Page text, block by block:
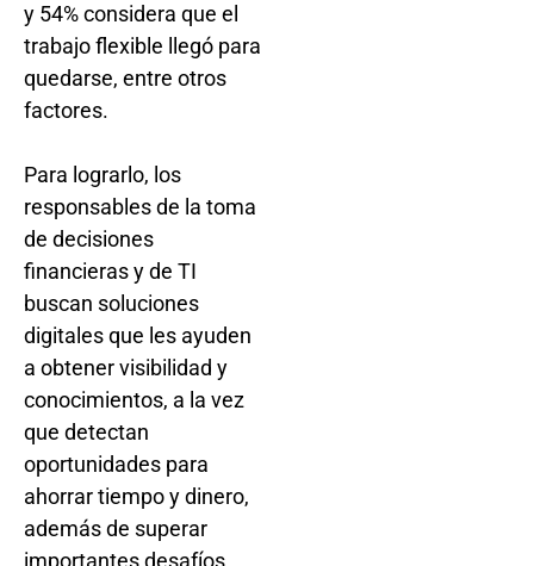
y 54% considera que el
trabajo flexible llegó para
quedarse, entre otros
factores.
Para lograrlo, los
responsables de la toma
de decisiones
financieras y de TI
buscan soluciones
digitales que les ayuden
a obtener visibilidad y
conocimientos, a la vez
que detectan
oportunidades para
ahorrar tiempo y dinero,
además de superar
importantes desafíos